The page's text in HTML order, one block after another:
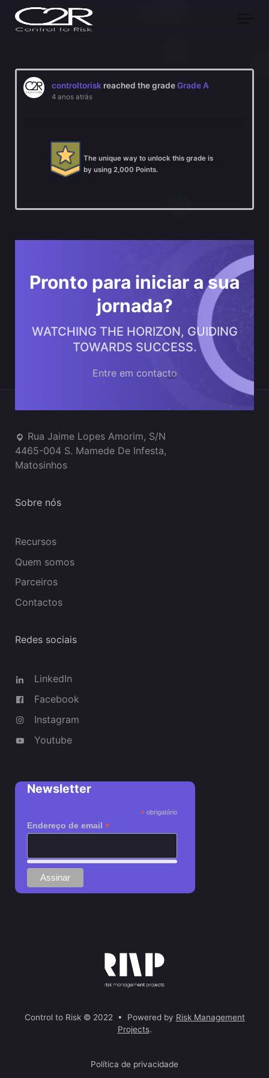
Skip to main content
controltorisk reached the gradeGrade A
4 anos atrás
The unique way to unlock this grade is
by using 2,000 Points.
Pronto para iniciar a sua
jornada?
WATCHING THE HORIZON, GUIDING
TOWARDS SUCCESS.
Entre em contacto
Rua Jaime Lopes Amorim, S/N
4465-004 S. Mamede De Infesta,
Matosinhos
Sobre nós
Recursos
Quem somos
Parceiros
Contactos
Redes sociais
LinkedIn
Facebook
Instagram
Youtube
Newsletter
*obrigatório
Endereço de email *
Control to Risk © 2022 • Powered by Risk Management
Projects.
Política de privacidade